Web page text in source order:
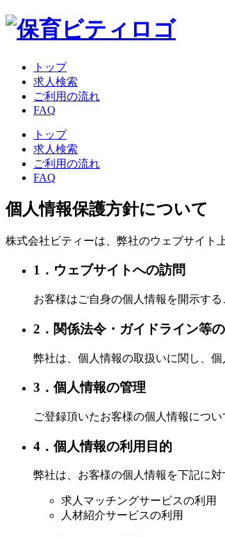
トップ
求人検索
ご利用の流れ
FAQ
トップ
求人検索
ご利用の流れ
FAQ
個人情報保護方針について
株式会社ビティーは、弊社のウェブサイト
1．ウェブサイトへの訪問
お客様はご自身の個人情報を開示す
2．関係法令・ガイドライン等
弊社は、個人情報の取扱いに関し、
3．個人情報の管理
ご登録頂いたお客様の個人情報につ
4．個人情報の利用目的
弊社は、お客様の個人情報を下記に
求人マッチングサービスの利用
人材紹介サービスの利用